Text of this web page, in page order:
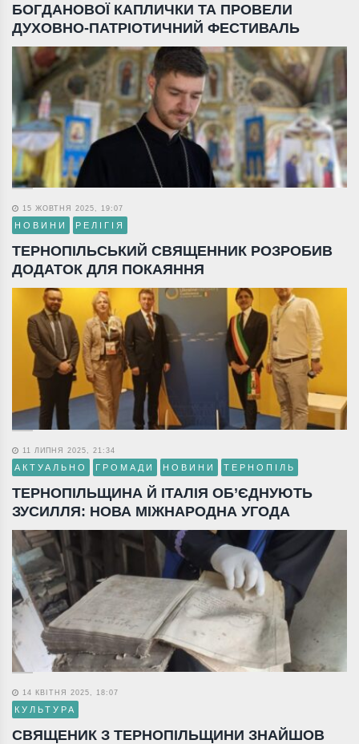
БОГДАНОВОЇ КАПЛИЧКИ ТА ПРОВЕЛИ
ДУХОВНО-ПАТРІОТИЧНИЙ ФЕСТИВАЛЬ
15 ЖОВТНЯ 2025, 19:07
НОВИНИ РЕЛІГІЯ
ТЕРНОПІЛЬСЬКИЙ СВЯЩЕННИК РОЗРОБИВ
ДОДАТОК ДЛЯ ПОКАЯННЯ
11 ЛИПНЯ 2025, 21:34
АКТУАЛЬНО ГРОМАДИ НОВИНИ ТЕРНОПІЛЬ
ТЕРНОПІЛЬЩИНА Й ІТАЛІЯ ОБ’ЄДНУЮТЬ
ЗУСИЛЛЯ: НОВА МІЖНАРОДНА УГОДА
14 КВІТНЯ 2025, 18:07
КУЛЬТУРА
СВЯЩЕНИК З ТЕРНОПІЛЬЩИНИ ЗНАЙШОВ